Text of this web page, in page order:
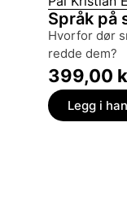
Språk på
hvorfor dør små språk og hvordan kan vi
redde dem?
399,00
Legg i